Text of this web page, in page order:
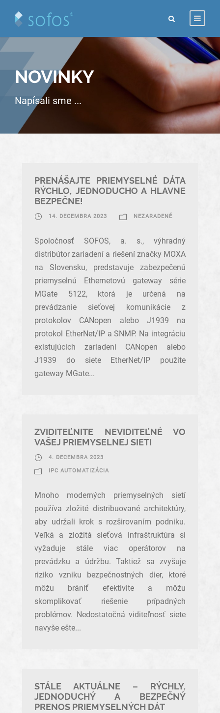
NOVINKY
Napísali sme ...
PRENÁŠAJTE PRIEMYSELNÉ DÁTA
RÝCHLO, JEDNODUCHO A HLAVNE
BEZPEČNE!
14. DECEMBRA 2023 NEZARADENÉ
Spoločnosť SOFOS, a. s., výhradný
distribútor zariadení a riešení značky MOXA
na Slovensku, predstavuje zabezpečenú
priemyselnú Ethernetovú gateway série
MGate 5122, ktorá je určená na
prevádzanie sieťovej komunikácie z
protokolov CANopen alebo J1939 na
protokol EtherNet/IP a SNMP. Na integráciu
existujúcich zariadení CANopen alebo
J1939 do siete EtherNet/IP použite
gateway MGate...
ZVIDITEĽNITE NEVIDITEĽNÉ VO
VAŠEJ PRIEMYSELNEJ SIETI
4. DECEMBRA 2023
IPC AUTOMATIZÁCIA
Mnoho moderných priemyselných sietí
používa zložité distribuované architektúry,
aby udržali krok s rozširovaním podniku.
Veľká a zložitá sieťová infraštruktúra si
vyžaduje stále viac operátorov na
prevádzku a údržbu. Taktiež sa zvyšuje
riziko vzniku bezpečnostných dier, ktoré
môžu brániť efektivite a môžu
skomplikovať riešenie prípadných
problémov. Nedostatočná viditeľnosť siete
navyše ešte...
STÁLE AKTUÁLNE – RÝCHLY,
JEDNODUCHÝ A BEZPEČNÝ
PRENOS PRIEMYSELNÝCH DÁT